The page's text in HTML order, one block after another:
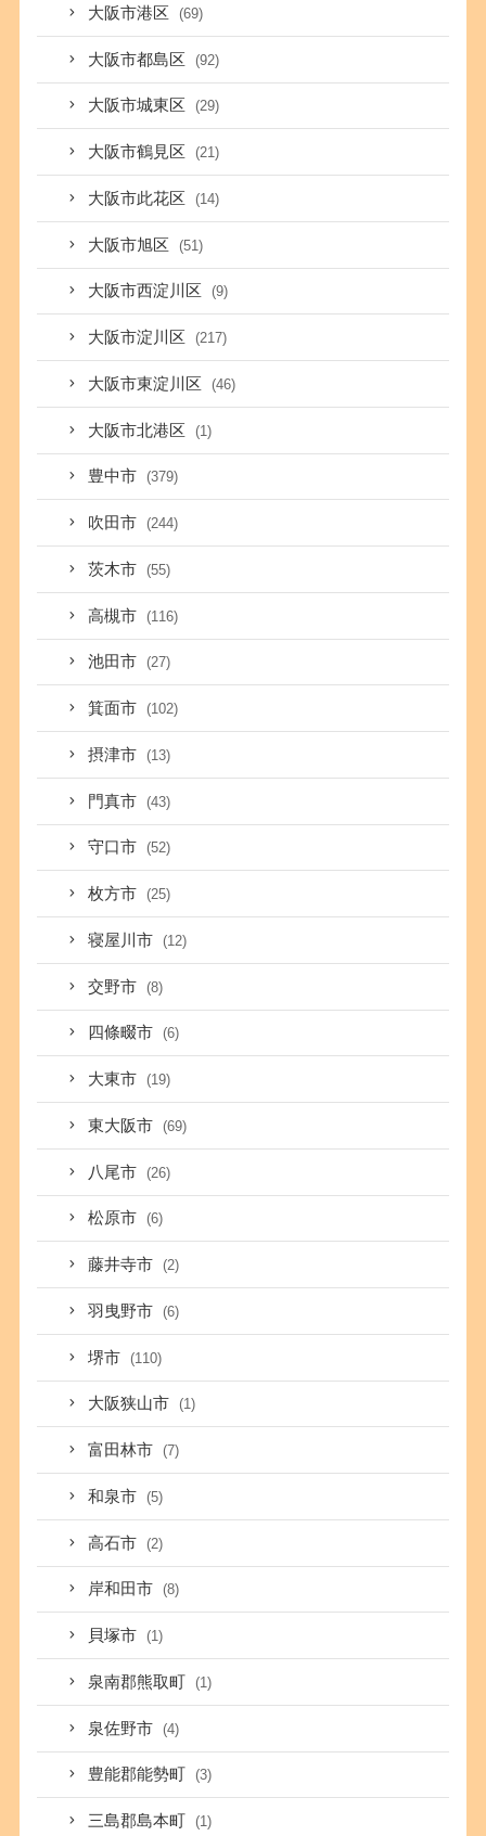
大阪市港区 (69)
大阪市都島区 (92)
大阪市城東区 (29)
大阪市鶴見区 (21)
大阪市此花区 (14)
大阪市旭区 (51)
大阪市西淀川区 (9)
大阪市淀川区 (217)
大阪市東淀川区 (46)
大阪市北港区 (1)
豊中市 (379)
吹田市 (244)
茨木市 (55)
高槻市 (116)
池田市 (27)
箕面市 (102)
摂津市 (13)
門真市 (43)
守口市 (52)
枚方市 (25)
寝屋川市 (12)
交野市 (8)
四條畷市 (6)
大東市 (19)
東大阪市 (69)
八尾市 (26)
松原市 (6)
藤井寺市 (2)
羽曳野市 (6)
堺市 (110)
大阪狭山市 (1)
富田林市 (7)
和泉市 (5)
高石市 (2)
岸和田市 (8)
貝塚市 (1)
泉南郡熊取町 (1)
泉佐野市 (4)
豊能郡能勢町 (3)
三島郡島本町 (1)